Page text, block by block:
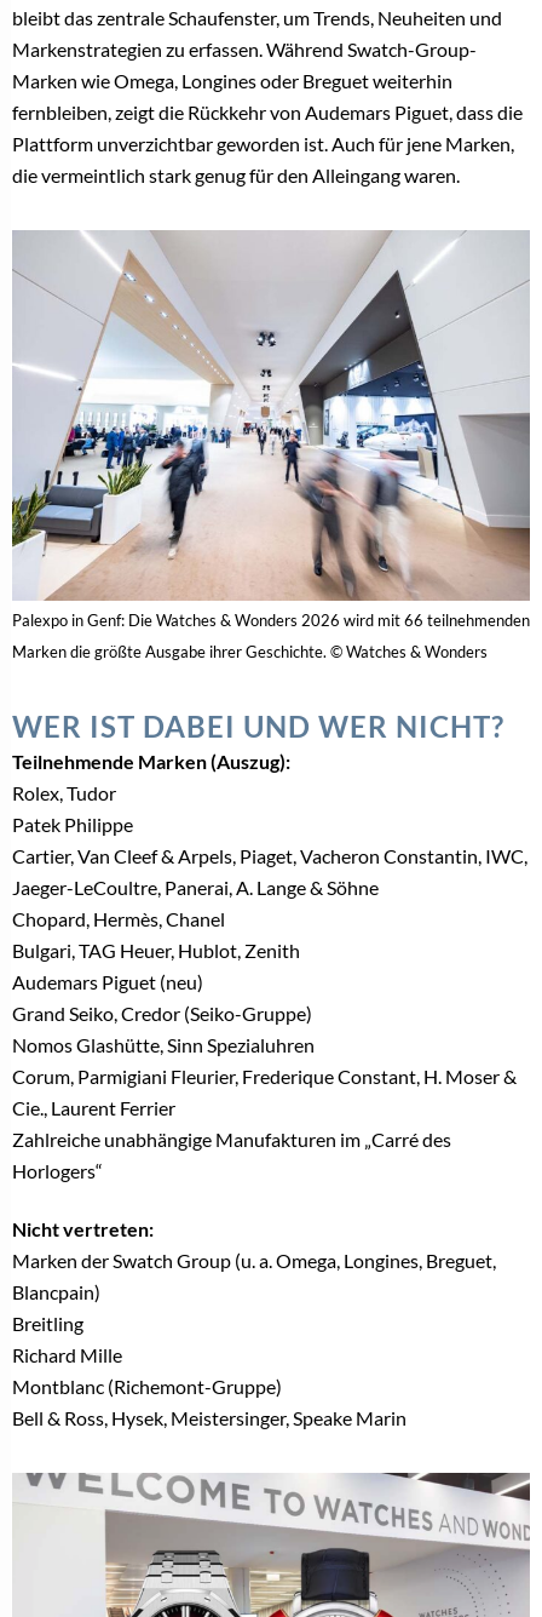
bleibt das zentrale Schaufenster, um Trends, Neuheiten und
Markenstrategien zu erfassen. Während Swatch-Group-
Marken wie Omega, Longines oder Breguet weiterhin
fernbleiben, zeigt die Rückkehr von Audemars Piguet, dass die
Plattform unverzichtbar geworden ist. Auch für jene Marken,
die vermeintlich stark genug für den Alleingang waren.
Palexpo in Genf: Die Watches & Wonders 2026 wird mit 66 teilnehmenden
Marken die größte Ausgabe ihrer Geschichte. © Watches & Wonders
WER IST DABEI UND WER NICHT?
Teilnehmende Marken (Auszug):
Rolex, Tudor
Patek Philippe
Cartier, Van Cleef & Arpels, Piaget, Vacheron Constantin, IWC,
Jaeger-LeCoultre, Panerai, A. Lange & Söhne
Chopard, Hermès, Chanel
Bulgari, TAG Heuer, Hublot, Zenith
Audemars Piguet (neu)
Grand Seiko, Credor (Seiko-Gruppe)
Nomos Glashütte, Sinn Spezialuhren
Corum, Parmigiani Fleurier, Frederique Constant, H. Moser &
Cie., Laurent Ferrier
Zahlreiche unabhängige Manufakturen im „Carré des
Horlogers“
Nicht vertreten:
Marken der Swatch Group (u. a. Omega, Longines, Breguet,
Blancpain)
Breitling
Richard Mille
Montblanc (Richemont-Gruppe)
Bell & Ross, Hysek, Meistersinger, Speake Marin